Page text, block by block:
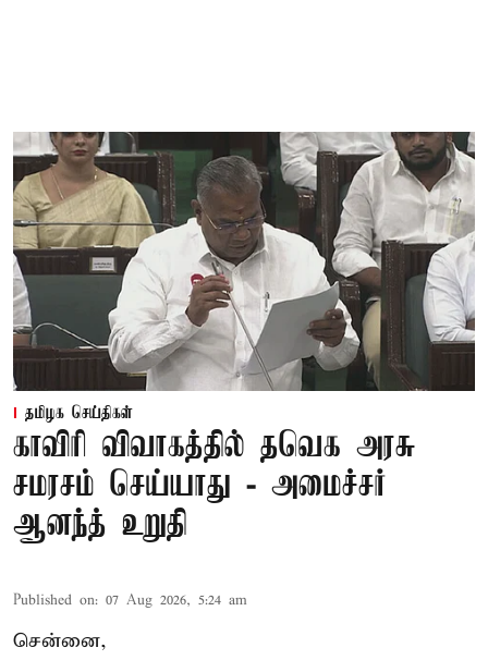
தமிழக செய்திகள்
காவிரி விவாகத்தில் தவெக அரசு
சமரசம் செய்யாது - அமைச்சர்
ஆனந்த் உறுதி
Published on: 07 Aug 2026, 5:24 am
சென்னை,